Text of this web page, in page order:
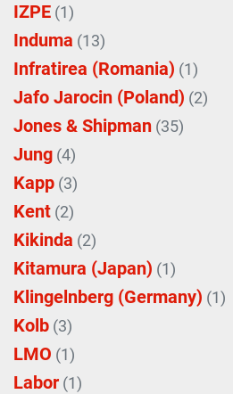
IZPE (1)
Induma (13)
Infratirea (Romania) (1)
Jafo Jarocin (Poland) (2)
Jones & Shipman (35)
Jung (4)
Kapp (3)
Kent (2)
Kikinda (2)
Kitamura (Japan) (1)
Klingelnberg (Germany) (1)
Kolb (3)
LMO (1)
Labor (1)